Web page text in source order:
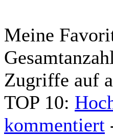
Meine
Zugriffe auf
TOP 10:
kommentiert